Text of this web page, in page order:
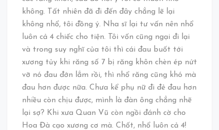
không. Tất nhiên đã đi đến đây chẳng lẽ lại
không nhổ, tôi đồng ý. Nha sĩ lại tư vấn nên nhổ
luôn cả 4 chiếc cho tiện. Tôi vốn cũng ngại đi lại
và trong suy nghĩ của tôi thì cái đau buốt tới
xương tủy khi răng số 7 bị răng khôn chèn ép nứt
vỡ nó đau đớn lắm rồi, thì nhổ răng cũng khó mà
đau hơn được nữa. Chưa kể phụ nữ đi đẻ đau hơn
nhiều còn chịu được, mình là đàn ông chẳng nhẽ
lại sợ? Khi xưa Quan Vũ còn ngồi đánh cờ cho
Hoa Đà cạo xương cơ mà. Chốt, nhổ luôn cả 4!